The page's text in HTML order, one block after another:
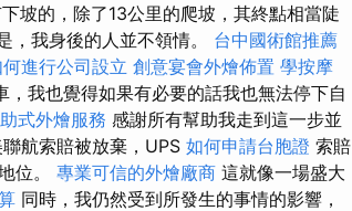
坡的，除了13公里的爬坡，其終點相當陡
，我身後的人並不領情。 台中國術館推薦
進行公司設立 創意宴會外燴佈置 學按摩
我也覺得如果有必要的話我也無法停下自
式外燴服務 感謝所有幫助我走到這一步並
航索賠被放棄，UPS 如何申請台胞證 索賠
位。 專業可信的外燴廠商 這就像一場盛大
同時，我仍然受到所發生的事情的影響，